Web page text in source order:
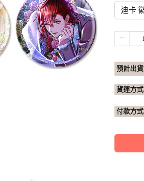
預計出貨
貨運方式
付款方式